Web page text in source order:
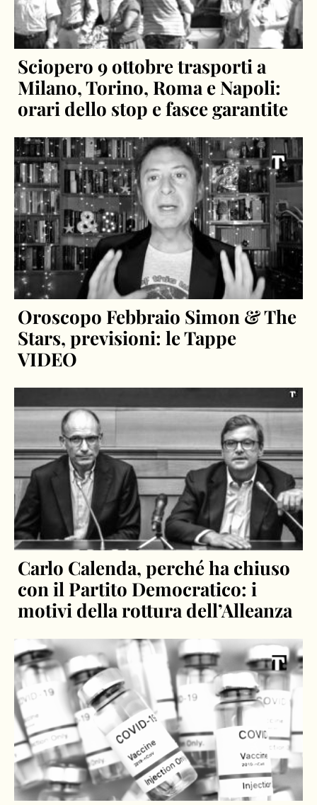
Sciopero 9 ottobre trasporti a
Milano, Torino, Roma e Napoli:
orari dello stop e fasce garantite
Oroscopo Febbraio Simon & The
Stars, previsioni: le Tappe
VIDEO
Carlo Calenda, perché ha chiuso
con il Partito Democratico: i
motivi della rottura dell’Alleanza